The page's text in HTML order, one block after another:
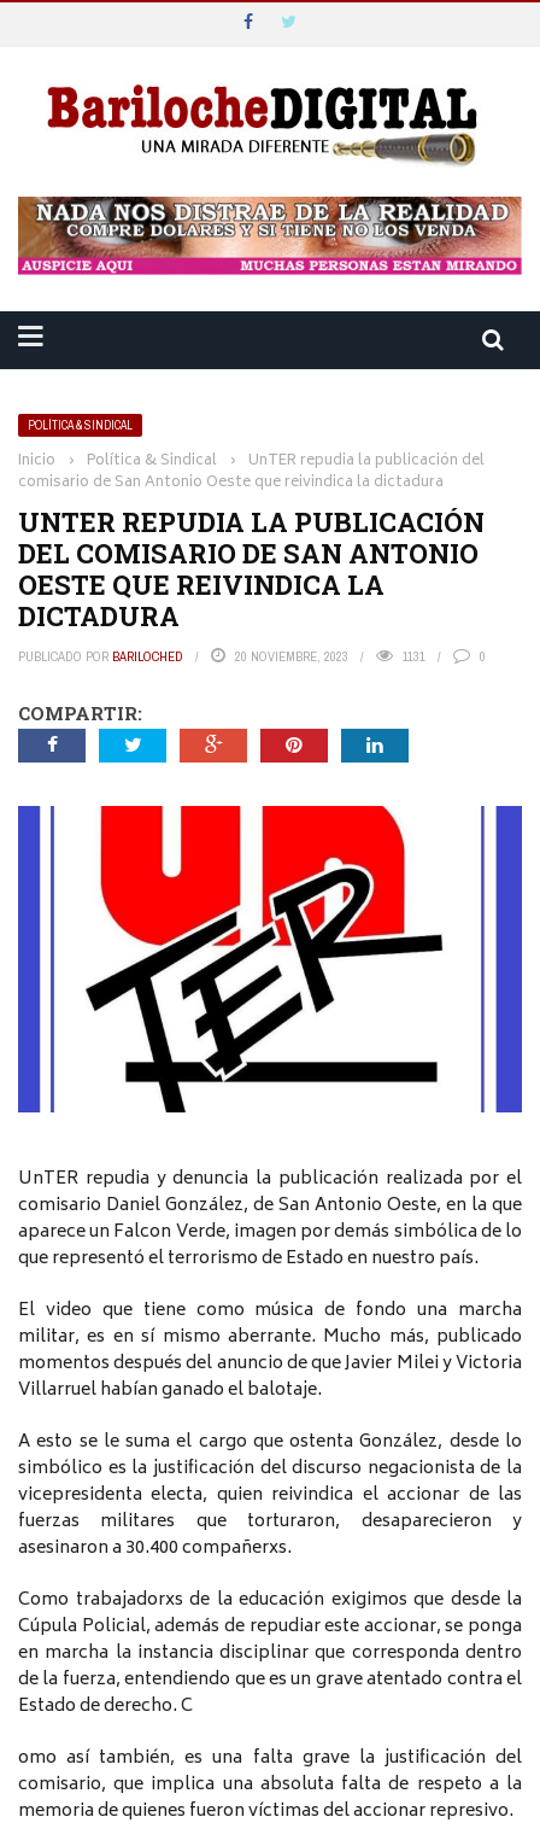
POLÍTICA & SINDICAL
Inicio › Política & Sindical › UnTER repudia la publicación del
comisario de San Antonio Oeste que reivindica la dictadura
UNTER REPUDIA LA PUBLICACIÓN
DEL COMISARIO DE SAN ANTONIO
OESTE QUE REIVINDICA LA
DICTADURA
PUBLICADO POR BARILOCHED 20 NOVIEMBRE, 2023 1131 0
COMPARTIR:
UnTER repudia y denuncia la publicación realizada por el
comisario Daniel González, de San Antonio Oeste, en la que
aparece un Falcon Verde, imagen por demás simbólica de lo
que representó el terrorismo de Estado en nuestro país.
El video que tiene como música de fondo una marcha
militar, es en sí mismo aberrante. Mucho más, publicado
momentos después del anuncio de que Javier Milei y Victoria
Villarruel habían ganado el balotaje.
A esto se le suma el cargo que ostenta González, desde lo
simbólico es la justificación del discurso negacionista de la
vicepresidenta electa, quien reivindica el accionar de las
fuerzas militares que torturaron, desaparecieron y
asesinaron a 30.400 compañerxs.
Como trabajadorxs de la educación exigimos que desde la
Cúpula Policial, además de repudiar este accionar, se ponga
en marcha la instancia disciplinar que corresponda dentro
de la fuerza, entendiendo que es un grave atentado contra el
Estado de derecho. C
omo así también, es una falta grave la justificación del
comisario, que implica una absoluta falta de respeto a la
memoria de quienes fueron víctimas del accionar represivo.